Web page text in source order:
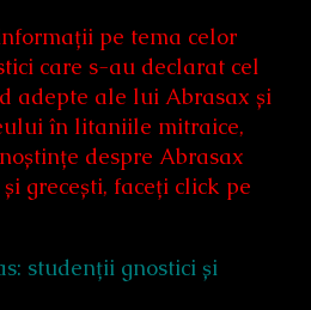
pe tema celor
care s-au declarat cel
adepte ale lui Abrasax și
în litaniile mitraice,
despre Abrasax
grecești, faceți click pe
studenții gnostici și